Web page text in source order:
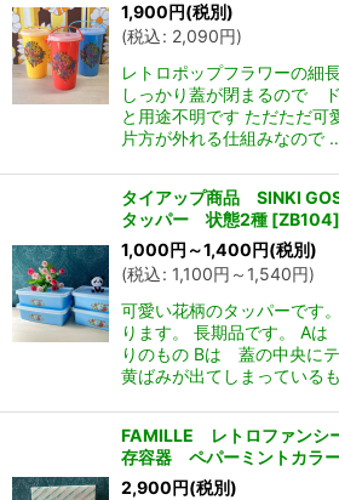
1,900 円(税別)
(税込: 2,090円)
レトロポップフラワーの細
しっかり蓋が閉まるので
と用途不明です ただただ可
片方が外れる仕組みなので
タイアップ商品 SINKI
タッパー 状態2種 [ZB104]
1,000 円 ～1,400 円(税別)
(税込: 1,100円 ～1,540円)
可愛い花柄のタッパーです
ります。 長期品です。 A
りのもの Bは 蓋の中央に
黄ばみが出てしまっている
FAMILLE レトロファンシ
存容器 ペパーミントカラ
2,900 円(税別)